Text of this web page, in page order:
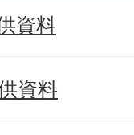
資料
資料